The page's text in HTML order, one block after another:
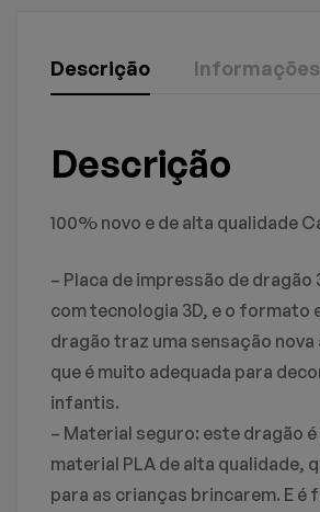
Descrição
Descrição
100% novo e de alta qualidade
– Placa de impressão de dragão
com tecnologia 3D, e o formato
dragão traz uma sensação
que é muito adequada para
infantis.
– Material seguro: este dragão
material PLA de alta qualidade,
para as crianças brincarem. E é
Dimensões 30 × 10 × 20 cm
Avaliação E Revisão
Baseado em 0
Não há comentários ainda.
Perguntas & Respostas
Não há nenhuma pergunta